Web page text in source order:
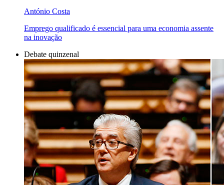
António Costa
Emprego qualificado é essencial para uma economia assente
na inovação
Debate quinzenal